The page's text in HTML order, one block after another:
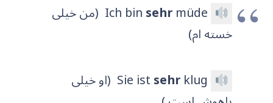
Ich binsehrmüde
(من خیلی
خسته ام)
Sie istsehrklug
(او خیلی